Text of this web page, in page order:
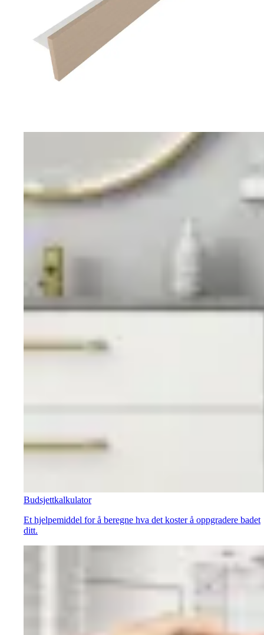
Budsjettkalkulator
Et hjelpemiddel for å beregne hva det koster å oppgradere badet
ditt.